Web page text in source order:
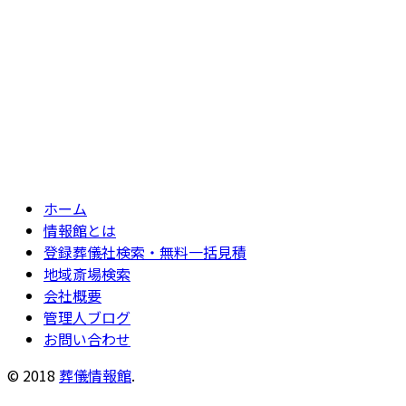
ホーム
情報館とは
登録葬儀社検索・無料一括見積
地域斎場検索
会社概要
管理人ブログ
お問い合わせ
© 2018 葬儀情報館.